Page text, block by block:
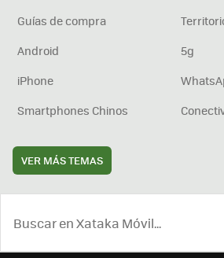
Guías de compra
Android
5g
iPhone
Smartphones Chinos
VER MÁS TEMAS